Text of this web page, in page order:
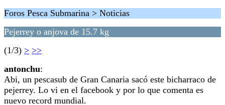
Foros Pesca Submarina > Noticias
Pejerrey o anjova de 15.7 kg
(1/3) > >>
antonchu:
Abi, un pescasub de Gran Canaria sacó este bicharraco de
pejerrey. Lo vi en el facebook y por lo que comenta es
nuevo record mundial.